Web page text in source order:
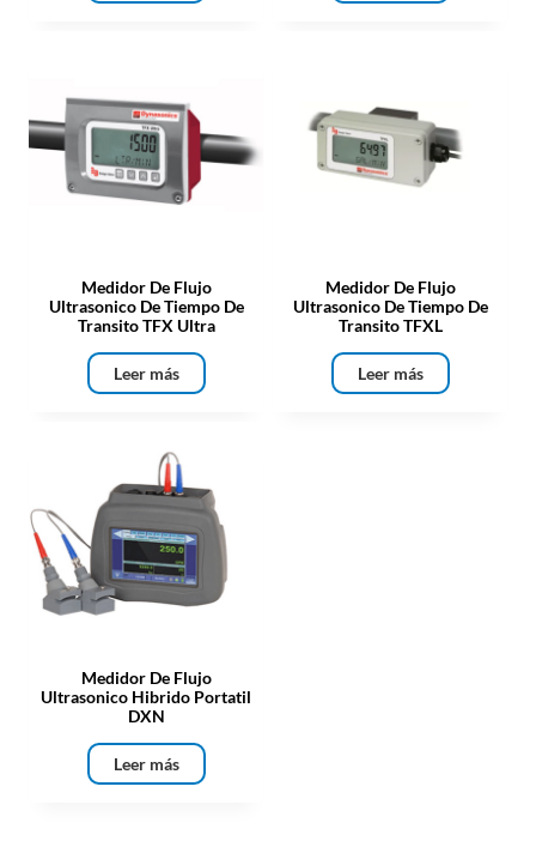
Medidor De Flujo
Ultrasonico De Tiempo De
Transito TFX Ultra
Leer más
Medidor De Flujo
Ultrasonico De Tiempo De
Transito TFXL
Leer más
Medidor De Flujo
Ultrasonico Hibrido Portatil
DXN
Leer más